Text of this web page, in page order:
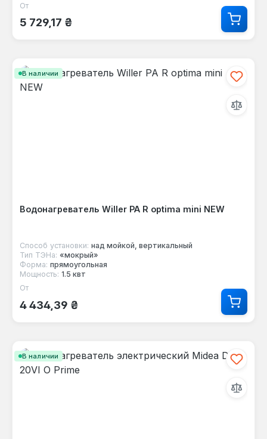
Обычная цена:
От
5 729,17 ₴
В наличии
Водонагреватель Willer PA R optima mini NEW
Способ установки: над мойкой, вертикальный
Тип ТЭНа: «мокрый»
Форма: прямоугольная
Мощность: 1.5 квт
Обычная цена:
От
4 434,39 ₴
В наличии